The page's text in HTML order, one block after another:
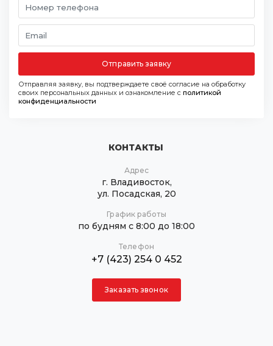
Отправить заявку
Отправляя заявку, вы подтверждаете своё согласие на обработку
своих персональных данных и ознакомление с политикой
конфиденциальности
КОНТАКТЫ
Адрес
г. Владивосток,
ул. Посадская, 20
График работы
по будням с 8:00 до 18:00
Телефон
+7 (423) 254 0 452
Заказать звонок